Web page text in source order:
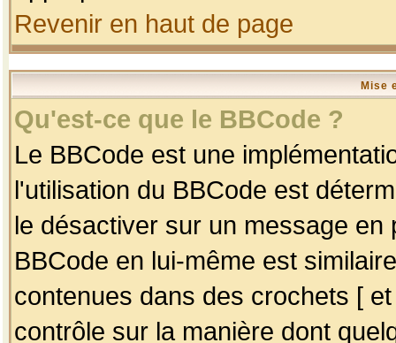
Revenir en haut de page
Mise
Qu'est-ce que le BBCode ?
Le BBCode est une
l'utilisation du BBCode est
le désactiver sur un message
BBCode en lui-même est
contenues dans des crochets [
contrôle sur la manière dont